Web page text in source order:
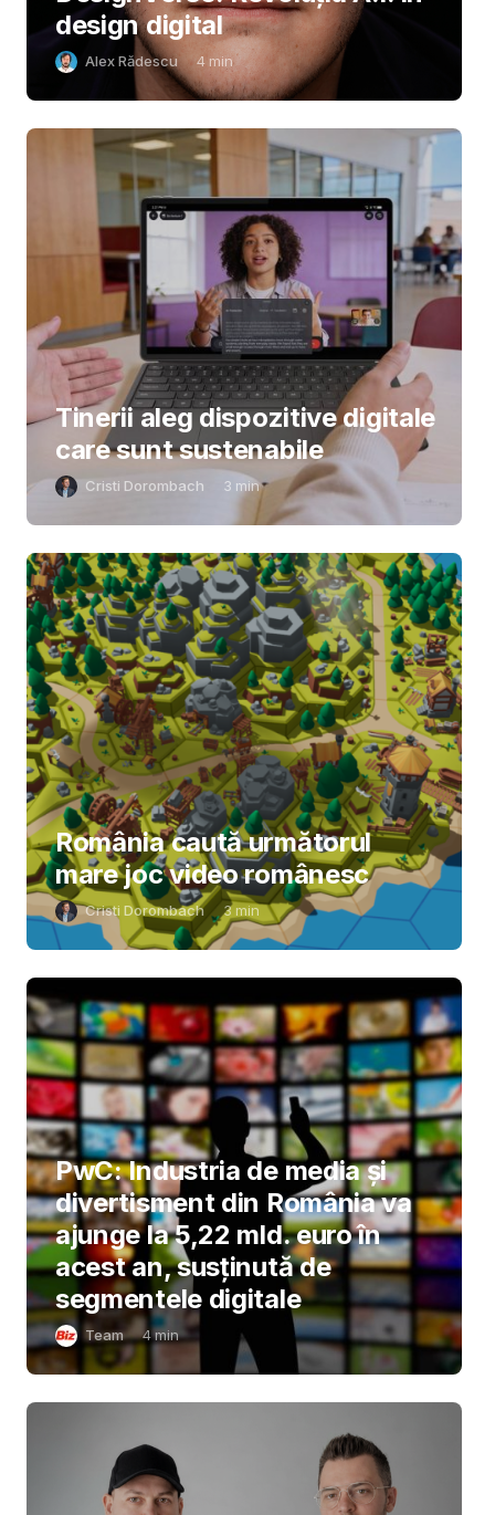
design digital
Alex Rădescu 4 min
Tinerii aleg dispozitive digitale
care sunt sustenabile
Cristi Dorombach 3 min
România caută următorul
mare joc video românesc
Cristi Dorombach 3min
PwC: Industria de media și
divertisment din România va
ajunge la 5,22 mld. euro în
acest an, susținută de
segmentele digitale
Team 4min